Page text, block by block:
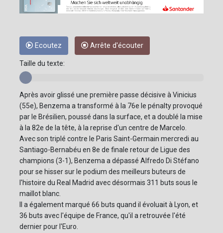
Ecoutez Arrête d'écouter
Taille du texte:
Après avoir glissé une première passe décisive à Vinicius
(55e), Benzema a transformé à la 76e le pénalty provoqué
par le Brésilien, poussé dans la surface, et a doublé la mise
à la 82e de la tête, à la reprise d'un centre de Marcelo.
Avec son triplé contre le Paris Saint-Germain mercredi au
Santiago-Bernabéu en 8e de finale retour de Ligue des
champions (3-1), Benzema a dépassé Alfredo Di Stéfano
pour se hisser sur le podium des meilleurs buteurs de
l'histoire du Real Madrid avec désormais 311 buts sous le
maillot blanc.
Il a également marqué 66 buts quand il évoluait à Lyon, et
36 buts avec l'équipe de France, qu'il a retrouvée l'été
dernier pour l'Euro.